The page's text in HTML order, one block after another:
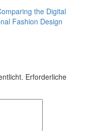
the Digital
Fashion Design
Erforderliche